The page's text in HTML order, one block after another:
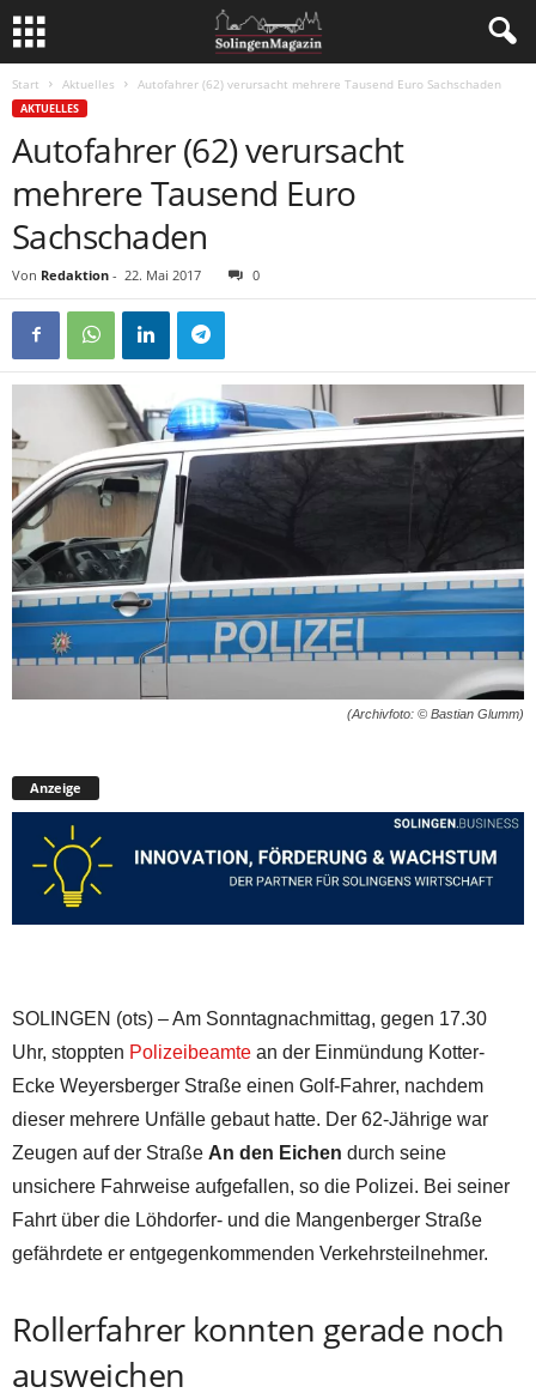
Start Aktuelles Autofahrer (62) verursacht mehrere Tausend Euro Sachschaden
AKTUELLES
Autofahrer (62) verursacht
mehrere Tausend Euro
Sachschaden
Von Redaktion - 22. Mai 2017 0
(Archivfoto: © Bastian Glumm)
Anzeige
SOLINGEN (ots) – Am Sonntagnachmittag, gegen 17.30
Uhr, stoppten Polizeibeamte an der Einmündung Kotter-
Ecke Weyersberger Straße einen Golf-Fahrer, nachdem
dieser mehrere Unfälle gebaut hatte. Der 62-Jährige war
Zeugen auf der Straße An den Eichen durch seine
unsichere Fahrweise aufgefallen, so die Polizei. Bei seiner
Fahrt über die Löhdorfer- und die Mangenberger Straße
gefährdete er entgegenkommenden Verkehrsteilnehmer.
Rollerfahrer konnten gerade noch
ausweichen